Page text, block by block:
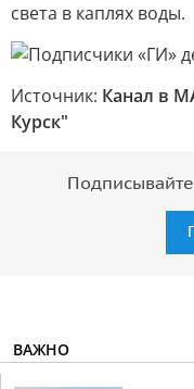
света в каплях воды.
Источник: Канал в
Курск"
ВАЖНО